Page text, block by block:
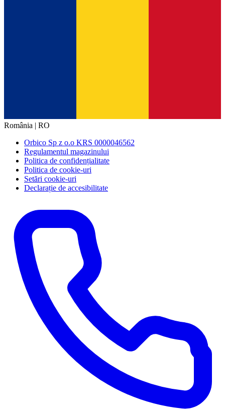
România | RO
Orbico Sp z o.o KRS 0000046562
Regulamentul magazinului
Politica de confidențialitate
Politica de cookie-uri
Setări cookie-uri
Declarație de accesibilitate